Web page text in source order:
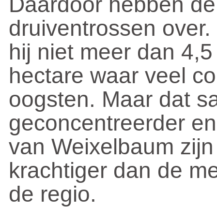
druiventrossen
hij niet meer dan
hectare waar veel
oogsten. Maar dat
geconcentreerder
van Weixelbaum
krachtiger dan de
de regio.